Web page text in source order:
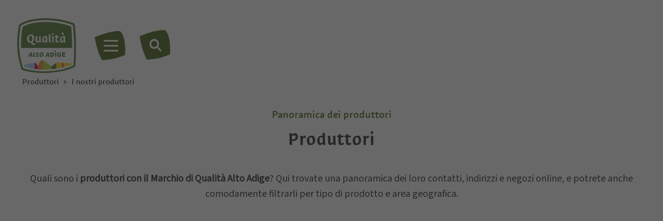
MENU
Produttori I nostri produttori
Panoramica dei produttori
Produttori
Quali sono i produttori con il Marchio di Qualità Alto Adige? Qui trovate una panoramica dei loro contatti, indirizzi e negozi online, e potrete anche
comodamente filtrarli per tipo di prodotto e area geografica.